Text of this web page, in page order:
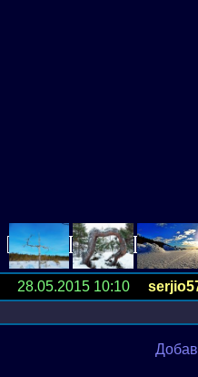
28.05.2015 10:10